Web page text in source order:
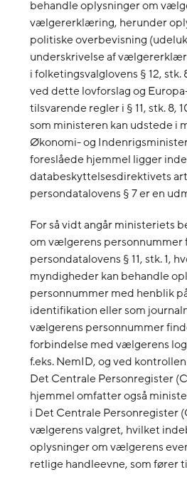
behandle oplysninger om
vælgererklæring, herunder
politiske overbevisning
underskrivelse af
i folketingsvalglovens § 12, stk.
ved dette lovforslag og
tilsvarende regler i § 11, stk. 8,
som ministeren kan udstede i
Økonomi- og
foreslåede hjemmel ligger
databeskyttelsesdirektivets
persondatalovens § 7 er en
For så vidt angår ministeriets
om vælgerens personnummer
persondatalovens § 11, stk. 1,
myndigheder kan behandle
personnummer med henblik
identifikation eller som
vælgerens personnummer
forbindelse med vælgerens
f.eks. NemID, og ved
Det Centrale Personregister
hjemmel omfatter også
i Det Centrale Personregister
vælgerens valgret, hvilket
oplysninger om vælgerens
retlige handleevne, som fører